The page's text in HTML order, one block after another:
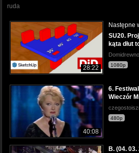
ruda
28:22
Następne
SU20.
kąta dłut
Domidrewno
1080p
40:08
6.
Wieczór
480p
B. (04. 03.